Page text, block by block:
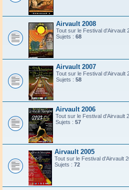
Airvault 2008
Tout sur le Festival d'Airvault
Sujets : 68
Airvault 2007
Tout sur le Festival d'Airvault
Sujets : 58
Airvault 2006
Tout sur le Festival d'Airvault
Sujets : 57
Airvault 2005
Tout sur le Festival d'Airvault
Sujets : 72